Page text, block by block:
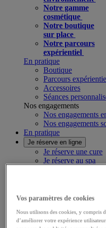
Notre gamme
cosmétique
Notre boutique
sur place
Notre parcours
expérientiel
En pratique
Boutique
Parcours
Accessoires
Séances
Nos engagements
Nos engagements
Nos engagements
En pratique
Je réserve en ligne
Je réserve une cure
Je réserve au spa
Mode accessibilité
Vos paramètres de cookies
Nous utilisons des cookies, y compris
d’améliorer votre expérience